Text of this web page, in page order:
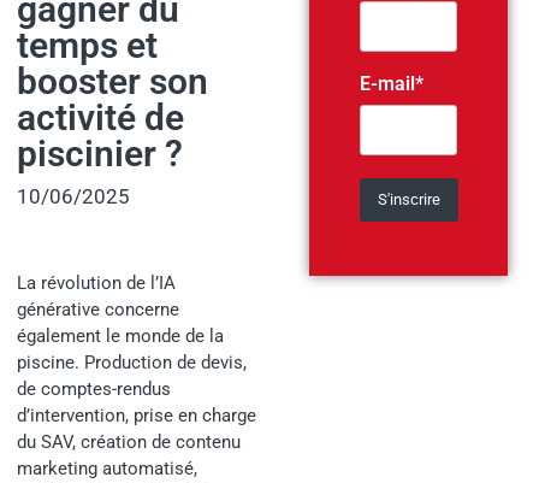
gagner du
temps et
booster son
activité de
piscinier ?
10/06/2025
La révolution de l’IA
générative concerne
également le monde de la
piscine. Production de devis,
de comptes-rendus
d’intervention, prise en charge
du SAV, création de contenu
marketing automatisé,
E-mail*